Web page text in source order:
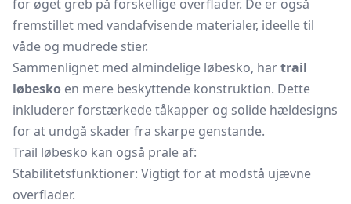
for øget greb på forskellige overflader. De er også
fremstillet med vandafvisende materialer, ideelle til
våde og mudrede stier.
Sammenlignet med almindelige løbesko, hartrail
løbesko en mere beskyttende konstruktion. Dette
inkluderer forstærkede tåkapper og solide hældesigns
for at undgå skader fra skarpe genstande.
Trail løbesko kan også prale af:
Stabilitetsfunktioner: Vigtigt for at modstå ujævne
overflader.